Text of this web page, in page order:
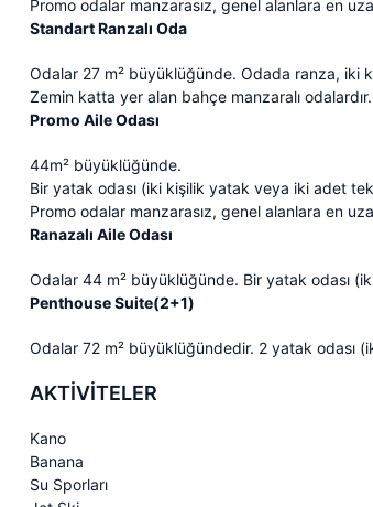
Promo odalar manzarasız, genel alanlara en
Standart Ranzalı Oda
Odalar 27 m² büyüklüğünde. Odada ranza, iki
Zemin katta yer alan bahçe manzaralı odalardır.
Promo Aile Odası
44m² büyüklüğünde.
Bir yatak odası (iki kişilik yatak veya iki adet
Promo odalar manzarasız, genel alanlara en
Ranazalı Aile Odası
Odalar 44 m² büyüklüğünde. Bir yatak odası
Penthouse Suite(2+1)
Odalar 72 m² büyüklüğündedir. 2 yatak odası
AKTİVİTELER
Kano
Banana
Su Sporları